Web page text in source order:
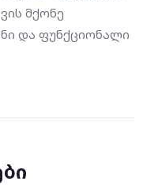
მქონე
და ფუნქციონალი